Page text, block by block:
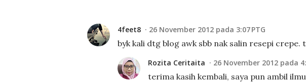
4feet8 26 November 2012 pada 3:07 PTG
byk kali dtg blog awk sbb nak salin resepi crepe.
Rozita Ceritaita 26 November 2012 pada
terima kasih kembali, saya pun ambil